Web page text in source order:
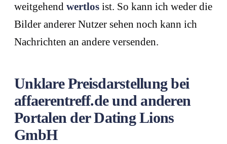
weitgehend wertlos ist. So kann ich weder die
Bilder anderer Nutzer sehen noch kann ich
Nachrichten an andere versenden.
Unklare Preisdarstellung bei
affaerentreff.de und anderen
Portalen der Dating Lions
GmbH